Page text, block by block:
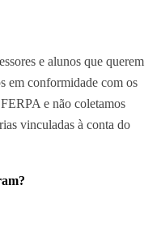
e alunos que querem
em conformidade com os
e não coletamos
vinculadas à conta do